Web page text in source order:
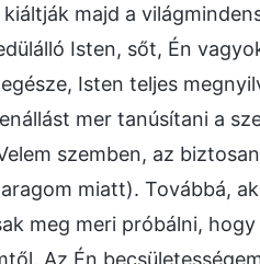
majd a
Isten, sőt, Én
Isten teljes
mer tanúsítani a
szemben, az
miatt). Továbbá,
meg meri próbálni,
Az Én